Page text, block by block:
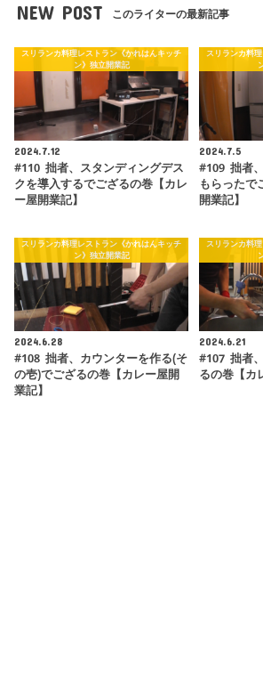
NEW POST このライターの最新記事
スリランカ料理レストラン《かれはんキッチ
ン》独立開業記
2024.7.12
#110 拙者、スタンディングデス
クを導入するでござるの巻【カレ
ー屋開業記】
スリランカ料
2024.7.5
#109 拙者
もらったで
開業記】
スリランカ料理レストラン《かれはんキッチ
ン》独立開業記
2024.6.28
#108 拙者、カウンターを作る(そ
の壱)でござるの巻【カレー屋開
業記】
スリランカ料
2024.6.21
#107 拙者
るの巻【カ